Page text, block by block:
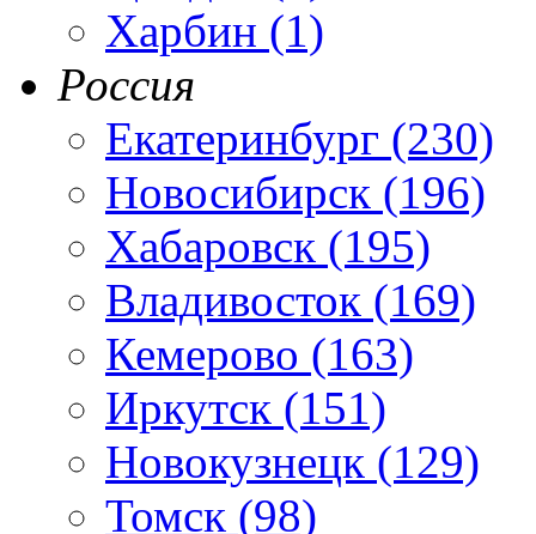
Харбин (1)
Россия
Екатеринбург (230)
Новосибирск (196)
Хабаровск (195)
Владивосток (169)
Кемерово (163)
Иркутск (151)
Новокузнецк (129)
Томск (98)